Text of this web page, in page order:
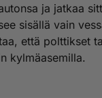
ja jatkaa
sisällä vain
että polttikset
kylmäasemilla.